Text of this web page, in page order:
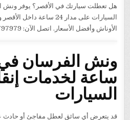
هل تعطلت سيارتك في الأقصر؟ يوفر ونش
السيارات على مدار 24
الأوناش وأفضل الأسعار. اتصل الآن: 01201797979
ساعة لخدمات
السيارات
قد يتعرض أي سائق لعطل مفاجئ أو حادث